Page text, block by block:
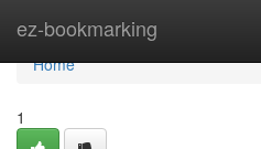
ez-bookmarking
Home
Home
1